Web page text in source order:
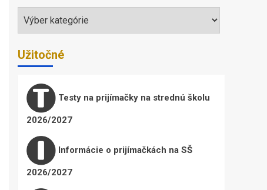
Témy
Užitočné
Testy na prijímačky na strednú školu
2026/2027
Informácie o prijímačkách na SŠ
2026/2027